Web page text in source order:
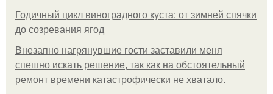
Годичный цикл виноградного куста: от зимней спячки
до созревания ягод
Внезапно нагрянувшие гости заставили меня
спешно искать решение, так как на обстоятельный
ремонт времени катастрофически не хватало.